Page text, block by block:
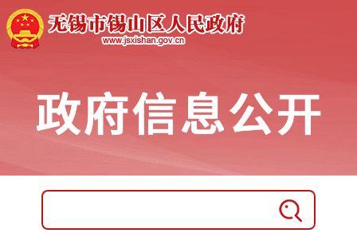
政府采购
重点工作
人事信息
重大项目
房地产市场